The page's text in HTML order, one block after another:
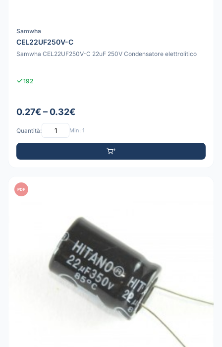
Samwha
CEL22UF250V-C
Samwha CEL22UF250V-C 22uF 250V Condensatore elettrolitico
192
0.27€ – 0.32€
Quantità: Min: 1
PDF